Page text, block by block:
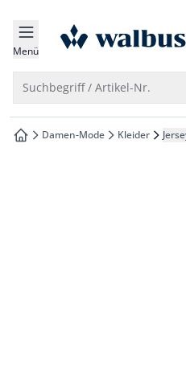
springen
springen
springen
springen
Menü zur
Suchbegriff / Artikel-Nr.
zur Startseite
Damen-Mode Kleider